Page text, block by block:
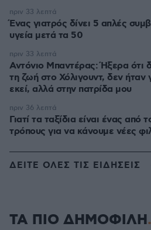
Ένας γιατρός δίνει 5 απλές
υγεία μετά τα 50
πριν 33 λεπτά
Αντόνιο Μπαντέρας: Ήξερα ότι
τη ζωή στο Χόλιγουντ, δεν ήταν
εκεί, αλλά στην πατρίδα μου
πριν 33 λεπτά
Γιατί τα ταξίδια είναι ένας από
τρόπους για να κάνουμε νέες
πριν 36 λεπτά
ΔΕΙΤΕ ΟΛΕΣ ΤΙΣ ΕΙΔΗΣΕΙΣ
ΤΑ ΠΙΟ ΔΗΜΟΦΙΛΗ